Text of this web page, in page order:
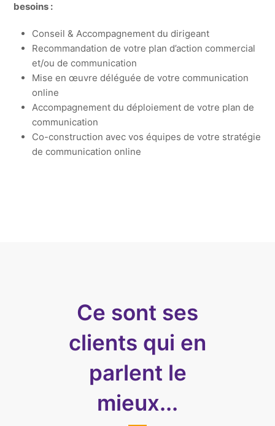
besoins :
Conseil & Accompagnement du dirigeant
Recommandation de votre plan d’action commercial
et/ou de communication
Mise en œuvre déléguée de votre communication
online
Accompagnement du déploiement de votre plan de
communication
Co-construction avec vos équipes de votre stratégie
de communication online
Ce sont ses
clients qui en
parlent le
mieux...